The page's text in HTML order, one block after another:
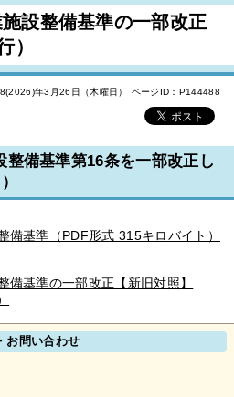
設整備基準の一部改正
）
年3月26日（木曜日） ページID：P144488
備基準第16条を一部改正し
備基準（PDF形式 315キロバイト）
備基準の一部改正【新旧対照】
お問い合わせ